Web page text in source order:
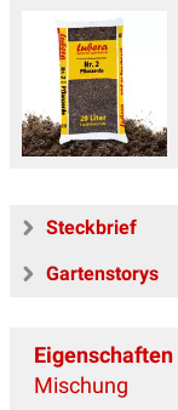
Steckbrief
Gartenstorys
Eigenschaften
Mischung